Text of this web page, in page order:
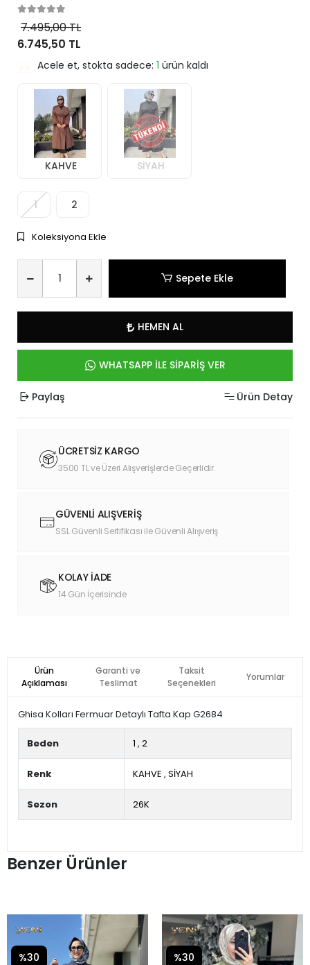
7.495,00 TL
6.745,50 TL
Acele et, stokta sadece: 1 ürün kaldı
KAHVE SİYAH
1 2
Koleksiyona Ekle
Sepete Ekle
HEMEN AL
WHATSAPP İLE SİPARİŞ VER
Paylaş Ürün Detay
ÜCRETSİZ KARGO
3500 TL ve Üzeri Alışverişlerde Geçerlidir.
GÜVENLİ ALIŞVERİŞ
SSL Güvenli Sertifikası ile Güvenli Alışveriş
KOLAY İADE
14 Gün İçerisinde
Ürün
Açıklaması
Garanti ve
Teslimat
Taksit
Seçenekleri
Yorumlar
Ghisa Kolları Fermuar Detaylı Tafta Kap G2684
Beden 1 , 2
Renk KAHVE , SİYAH
Sezon 26K
Benzer Ürünler
%30 %30